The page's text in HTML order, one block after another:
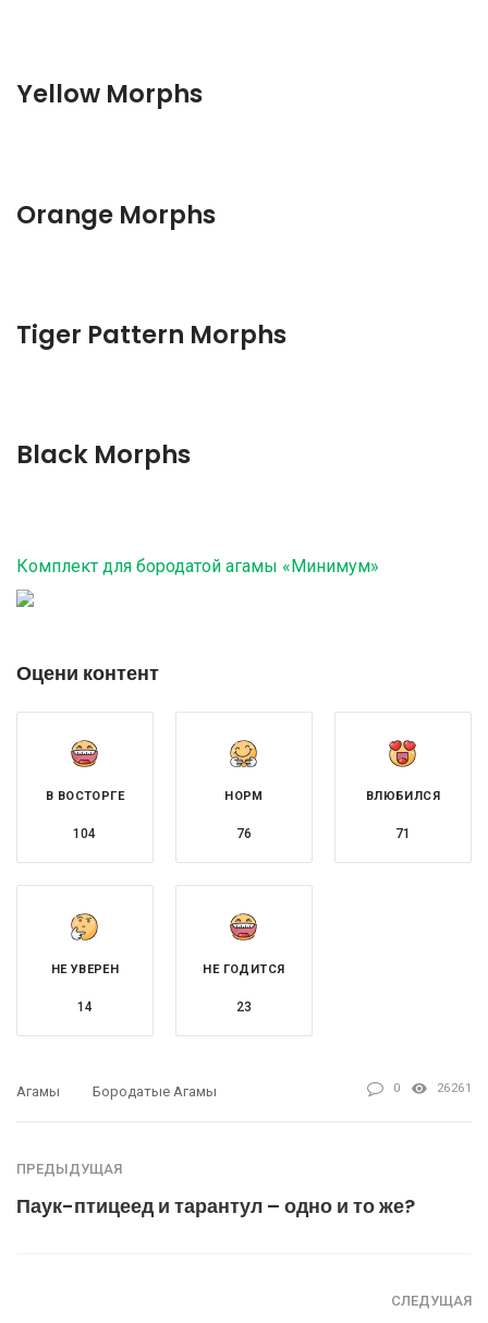
Yellow Morphs
Orange Morphs
Tiger Pattern Morphs
Black Morphs
Комплект для бородатой агамы «Минимум»
Оцени контент
В ВОСТОРГЕ
104
НОРМ
76
ВЛЮБИЛСЯ
71
НЕ УВЕРЕН
14
НЕ ГОДИТСЯ
23
Агамы Бородатые Агамы 0 26261
ПРЕДЫДУЩАЯ
Паук-птицеед и тарантул – одно и то же?
СЛЕДУЩАЯ